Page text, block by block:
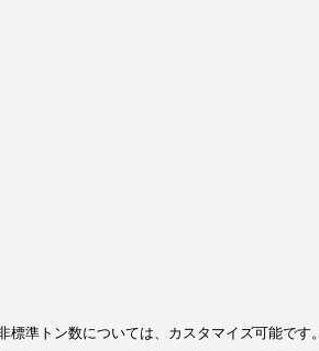
準トン数については、カスタマイズ可能です。